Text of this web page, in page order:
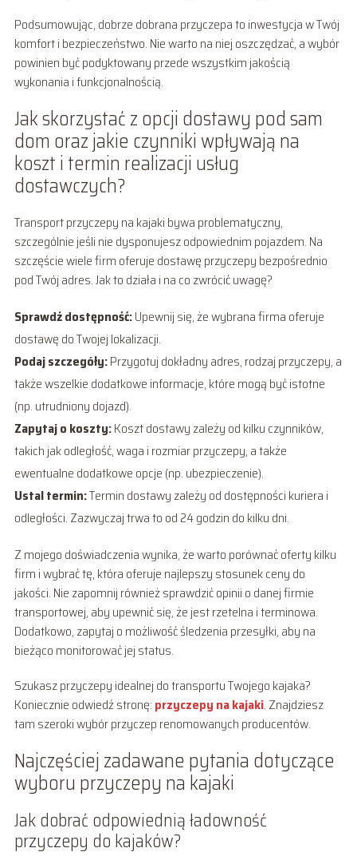
Podsumowując, dobrze dobrana przyczepa to inwestycja w Twój
komfort i bezpieczeństwo. Nie warto na niej oszczędzać, a wybór
powinien być podyktowany przede wszystkim jakością
wykonania i funkcjonalnością.
Jak skorzystać z opcji dostawy pod sam
dom oraz jakie czynniki wpływają na
koszt i termin realizacji usług
dostawczych?
Transport przyczepy na kajaki bywa problematyczny,
szczególnie jeśli nie dysponujesz odpowiednim pojazdem. Na
szczęście wiele firm oferuje dostawę przyczepy bezpośrednio
pod Twój adres. Jak to działa i na co zwrócić uwagę?
Sprawdź dostępność:Upewnij się, że wybrana firma oferuje
dostawę do Twojej lokalizacji.
Podaj szczegóły:Przygotuj dokładny adres, rodzaj przyczepy, a
także wszelkie dodatkowe informacje, które mogą być istotne
(np. utrudniony dojazd).
Zapytaj o koszty:Koszt dostawy zależy od kilku czynników,
takich jak odległość, waga i rozmiar przyczepy, a także
ewentualne dodatkowe opcje (np. ubezpieczenie).
Ustal termin:Termin dostawy zależy od dostępności kuriera i
odległości. Zazwyczaj trwa to od 24 godzin do kilku dni.
Z mojego doświadczenia wynika, że warto porównać oferty kilku
firm i wybrać tę, która oferuje najlepszy stosunek ceny do
jakości. Nie zapomnij również sprawdzić opinii o danej firmie
transportowej, aby upewnić się, że jest rzetelna i terminowa.
Dodatkowo, zapytaj o możliwość śledzenia przesyłki, aby na
bieżąco monitorować jej status.
Szukasz przyczepy idealnej do transportu Twojego kajaka?
Koniecznie odwiedź stronę: przyczepy na kajaki. Znajdziesz
tam szeroki wybór przyczep renomowanych producentów.
Najczęściej zadawane pytania dotyczące
wyboru przyczepy na kajaki
Jak dobrać odpowiednią ładowność
przyczepy do kajaków?